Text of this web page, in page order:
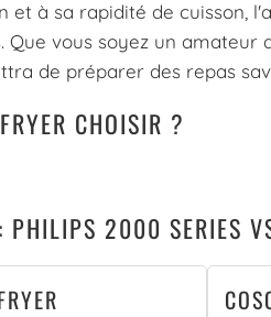
et à sa rapidité de cuisson,
Que vous soyez un
de préparer des repas
CHOISIR ?
PHILIPS 2000 SERIES